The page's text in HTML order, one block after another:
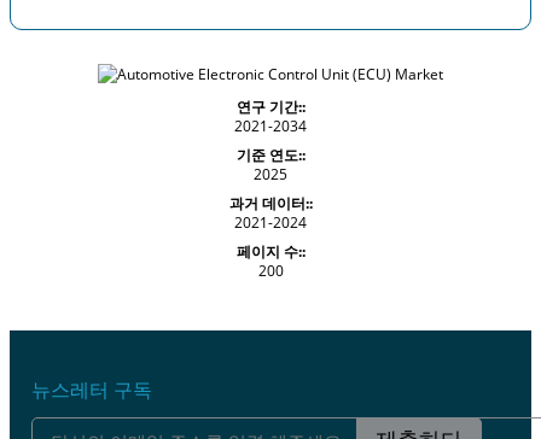
연구 기간::
2021-2034
기준 연도::
2025
과거 데이터::
2021-2024
페이지 수::
200
뉴스레터 구독